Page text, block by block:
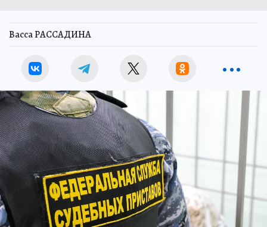
Васса РАССАДИНА